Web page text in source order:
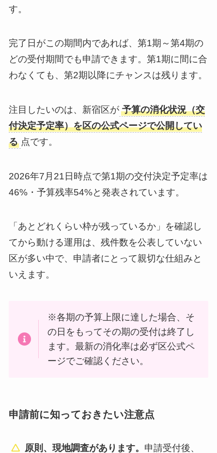
す。
完了日がこの期間内であれば、第1期～第4期の
どの受付期間でも申請できます。第1期に間に合
わなくても、第2期以降にチャンスは残ります。
注目したいのは、新宿区が 予算の消化状況（交
付決定予定率）を区の公式ページで公開してい
る 点です。
2026年7月21日時点で第1期の交付決定予定率は
46%・予算残率54%と発表されています。
「あとどれくらい枠が残っているか」を確認し
てから動ける運用は、残件数を公表していない
区が多い中で、申請者にとって親切な仕組みと
いえます。
※各期の予算上限に達した場合、そ
の日をもってその期の受付は終了し
ます。最新の消化率は必ず区公式ペ
ージでご確認ください。
申請前に知っておきたい注意点
原則、現地調査があります。 申請受付後、